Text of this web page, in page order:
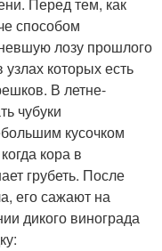
Перед тем, как
способом
лозу прошлого
узлах которых есть
В летне-
чубуки
кусочком
кора в
грубеть. После
его сажают на
дикого винограда